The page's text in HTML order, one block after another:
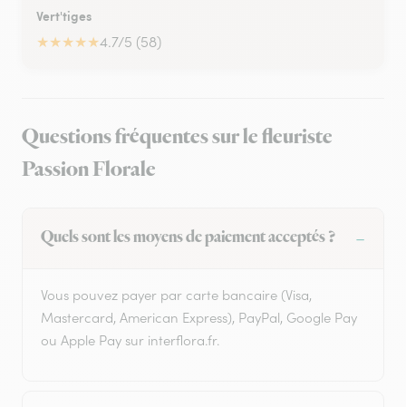
Vert'tiges
★★★★★4.7/5 (58)
Questions fréquentes sur le fleuriste
Passion Florale
Quels sont les moyens de paiement acceptés ?
Vous pouvez payer par carte bancaire (Visa,
Mastercard, American Express), PayPal, Google Pay
ou Apple Pay sur interflora.fr.